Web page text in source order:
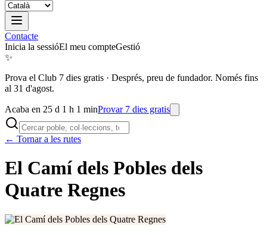
Contacte
Inicia la sessióEl meu compteGestió
✨
Prova el Club 7 dies gratis · Després, preu de fundador. Només fins
al 31 d'agost.
Acaba en 25 d 1 h 1 minProvar 7 dies gratis
← Tornar a les rutes
El Camí dels Pobles dels
Quatre Regnes